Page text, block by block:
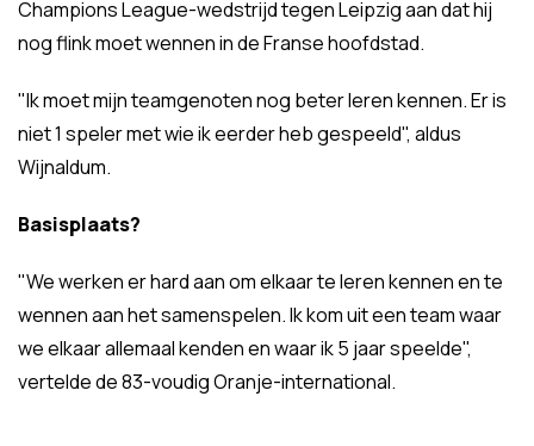
Champions League-wedstrijd tegen Leipzig aan dat hij
nog flink moet wennen in de Franse hoofdstad.
"Ik moet mijn teamgenoten nog beter leren kennen. Er is
niet 1 speler met wie ik eerder heb gespeeld", aldus
Wijnaldum.
Basisplaats?
"We werken er hard aan om elkaar te leren kennen en te
wennen aan het samenspelen. Ik kom uit een team waar
we elkaar allemaal kenden en waar ik 5 jaar speelde",
vertelde de 83-voudig Oranje-international.